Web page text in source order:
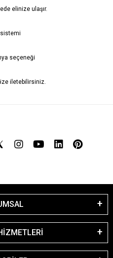
elinize ulaşır.
seçeneği
iletebilirsiniz.